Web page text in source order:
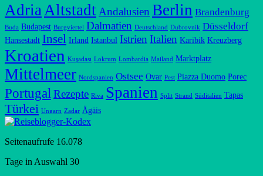
AdriaAltstadtAndalusien Berlin Brandenburg
Buda Budapest Burgviertel Dalmatien Deutschland Dubrovnik Düsseldorf
Hansestadt Insel Irland Istanbul Istrien Italien Karibik Kreuzberg
Kroatien Kuşadası Lokrum Lombardia Mailand Marktplatz
Mittelmeer Nordspanien Ostsee Ovar Pest Piazza Duomo Porec
PortugalRezepte Riva Spanien Split Strand Süditalien Tapas
Türkei Ungarn Zadar Ägäis
Seitenaufrufe 16.078
Tage in Auswahl 30